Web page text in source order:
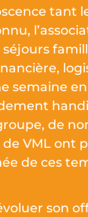
tant
séjours
semaine
de
VML ont
de ces
son